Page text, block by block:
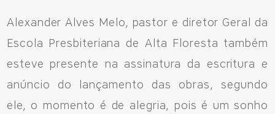
Alexander Alves Melo, pastor e diretor Geral da
Escola Presbiteriana de Alta Floresta também
esteve presente na assinatura da escritura e
anúncio do lançamento das obras, segundo
ele, o momento é de alegria, pois é um sonho